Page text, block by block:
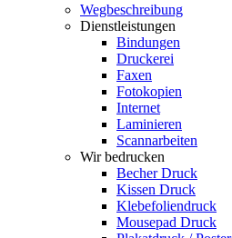
Wegbeschreibung
Dienstleistungen
Bindungen
Druckerei
Faxen
Fotokopien
Internet
Laminieren
Scannarbeiten
Wir bedrucken
Becher Druck
Kissen Druck
Klebefoliendruck
Mousepad Druck